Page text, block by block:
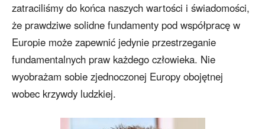
zatraciliśmy do końca naszych wartości i świadomości,
że prawdziwe solidne fundamenty pod współpracę w
Europie może zapewnić jedynie przestrzeganie
fundamentalnych praw każdego człowieka. Nie
wyobrażam sobie zjednoczonej Europy obojętnej
wobec krzywdy ludzkiej.